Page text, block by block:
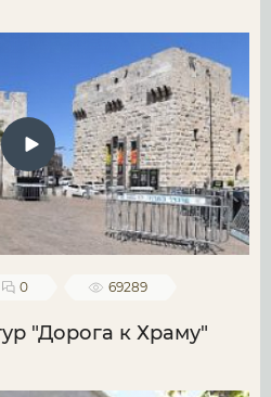
0 69289
"Дорога к Храму"